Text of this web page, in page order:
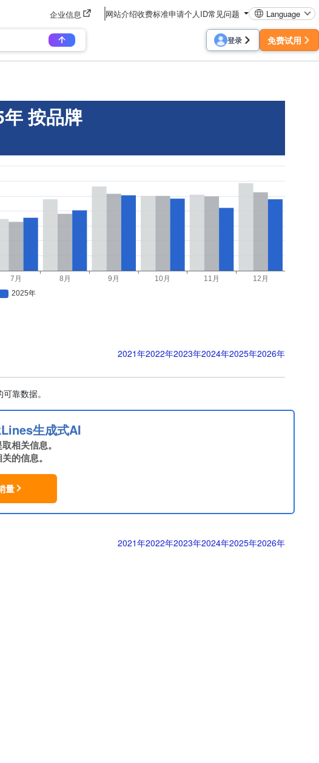
企业信息 网站介绍收费标准申请个人ID常见问题 Language
登录 免费试用
按品牌
2021年2022年2023年2024年2025年2026年
靠数据。
生成式AI
相关信息。
的信息。
量
2021年2022年2023年2024年2025年2026年